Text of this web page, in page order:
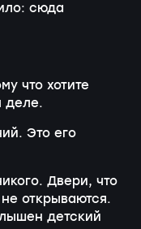
сюда
что хотите
деле.
Это его
Двери, что
открываются.
детский